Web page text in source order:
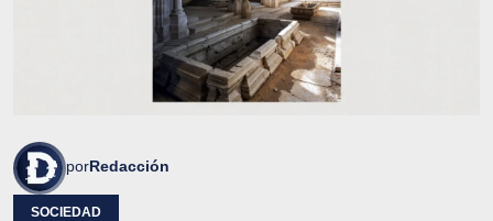
porRedacción
SOCIEDAD